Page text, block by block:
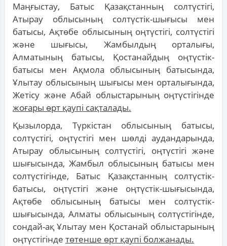
Маңғыстау, Батыс Қазақстанның солтүстігі,
Атырау облысының солтүстік-шығысы мен
батысы, Ақтөбе облысының оңтүстігі, солтүстігі
және шығысы, Жамбылдың орталығы,
Алматының батысы, Қостанайдың оңтүстік-
батысы мен Ақмола облысының батысында,
Ұлытау облысының шығысы мен орталығында,
Жетісу және Абай облыстарының оңтүстігінде
жоғары өрт қаупі сақталады.
Қызылорда, Түркістан облысының батысы,
солтүстігі, оңтүстігі мен шөлді аудандарында,
Атырау облысының солтүстігі, оңтүстігі және
шығысында, Жамбыл облысының батысы мен
солтүстігінде, Батыс Қазақстанның солтүстік-
батысы, оңтүстігі және оңтүстік-шығысында,
Ақтөбе облысының батысы мен солтүстік-
шығысында, Алматы облысының солтүстігінде,
сондай-ақ Ұлытау мен Қостанай облыстарының
оңтүстігінде төтенше өрт қаупі болжанады.